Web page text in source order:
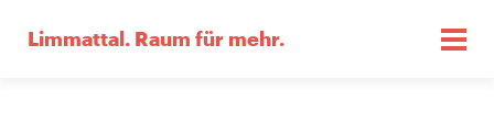
Limmattal. Raum für mehr.